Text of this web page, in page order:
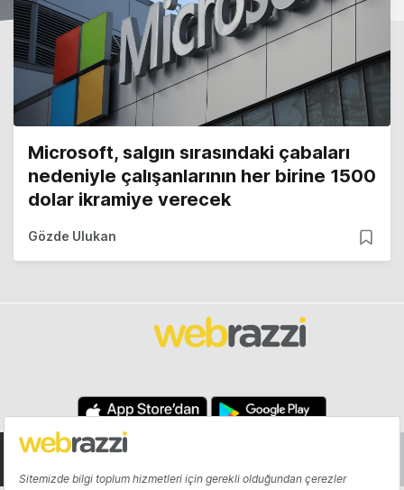
Microsoft, salgın sırasındaki çabaları
nedeniyle çalışanlarının her birine 1500
dolar ikramiye verecek
Gözde Ulukan